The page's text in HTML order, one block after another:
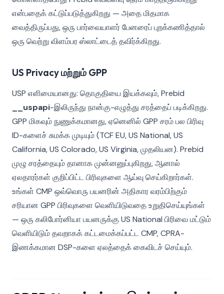
என்பதைக் கட்டுப்படுத்துகிறது — அதை மிதமாக
வைத்திருப்பது, ஒரு பார்வையாளர் பேனரைப் புறக்கணித்தால்
ஒரு வெற்று விளம்பர ஸ்லாட்டைத் தவிர்க்கிறது.
US Privacy மற்றும் GPP
USP எளிமையானது: தொகுதியை இயக்கவும், Prebid
__uspapi-இலிருந்து நான்கு-எழுத்து சரத்தைப் படிக்கிறது.
GPP மிகவும் நுணுக்கமானது, ஏனெனில் GPP சரம் பல பிரிவு
ID-களைச் சுமக்க முடியும் (TCF EU, US National, US
California, US Colorado, US Virginia, முதலியன). Prebid
முழு சரத்தையும் தானாக முன்னனுப்புகிறது, ஆனால்
ஏலதாரர்கள் குறிப்பிட்ட பிரிவுகளை ஆய்வு செய்கிறார்கள்.
உங்கள் CMP ஒவ்வொரு பயனரின் அதிகார வரம்பிற்கும்
சரியான GPP பிரிவுகளை வெளியிடுவதை உறுதிசெய்யுங்கள்
— ஒரு கலிபோர்னியா பயனருக்கு US National பிரிவை மட்டும்
வெளியிடும் தவறாகக் கட்டமைக்கப்பட்ட CMP, CPRA-
இணக்கமான DSP-களை ஏலத்தைக் கைவிடச் செய்யும்.